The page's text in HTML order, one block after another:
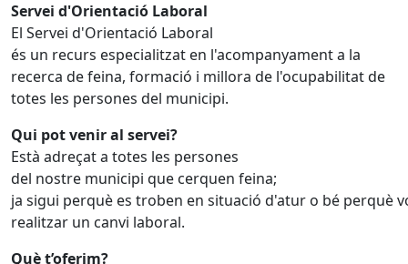
Servei d'Orientació Laboral
El Servei d'Orientació Laboral
és un recurs especialitzat en l'acompanyament a la
recerca de feina, formació i millora de l'ocupabilitat de
totes les persones del municipi.
Qui pot venir al servei?
Està adreçat a totes les persones
del nostre municipi que cerquen feina;
ja sigui perquè es troben en situació d'atur o bé perquè
realitzar un canvi laboral.
Quèt’oferim?